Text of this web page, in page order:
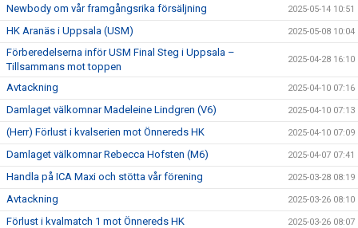
Newbody om vår framgångsrika försäljning 2025-05-14 10:51
HK Aranäs i Uppsala (USM) 2025-05-08 10:04
Förberedelserna inför USM Final Steg i Uppsala –
Tillsammans mot toppen
2025-04-28 16:10
Avtackning 2025-04-10 07:16
Damlaget välkomnar Madeleine Lindgren (V6) 2025-04-10 07:13
(Herr) Förlust i kvalserien mot Önnereds HK 2025-04-10 07:09
Damlaget välkomnar Rebecca Hofsten (M6) 2025-04-07 07:41
Handla på ICA Maxi och stötta vår förening 2025-03-28 08:19
Avtackning 2025-03-26 08:10
Förlust i kvalmatch 1 mot Önnereds HK 2025-03-26 08:07